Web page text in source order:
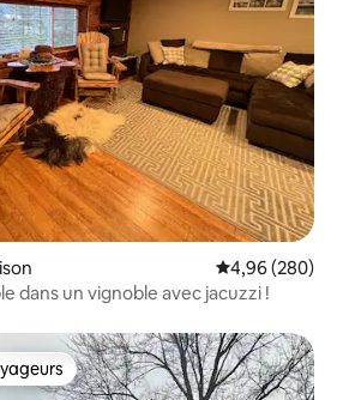
Évaluation
4,96 (280)
dans un vignoble avec jacuzzi !
les plus appréciés